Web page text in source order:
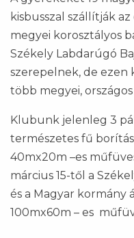
kisbusszal szállítják
megyei korosztályos
Székely Labdarúgó
szerepelnek, de
több megyei,
Klubunk jelenleg 3
természetes fű
40mx20m –es
március 15-től a
és a Magyar kormány
100mx60m – es